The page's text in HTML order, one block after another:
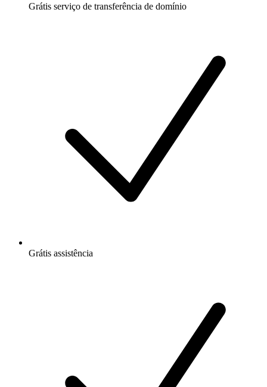
Grátis serviço de transferência de domínio
Grátis assistência